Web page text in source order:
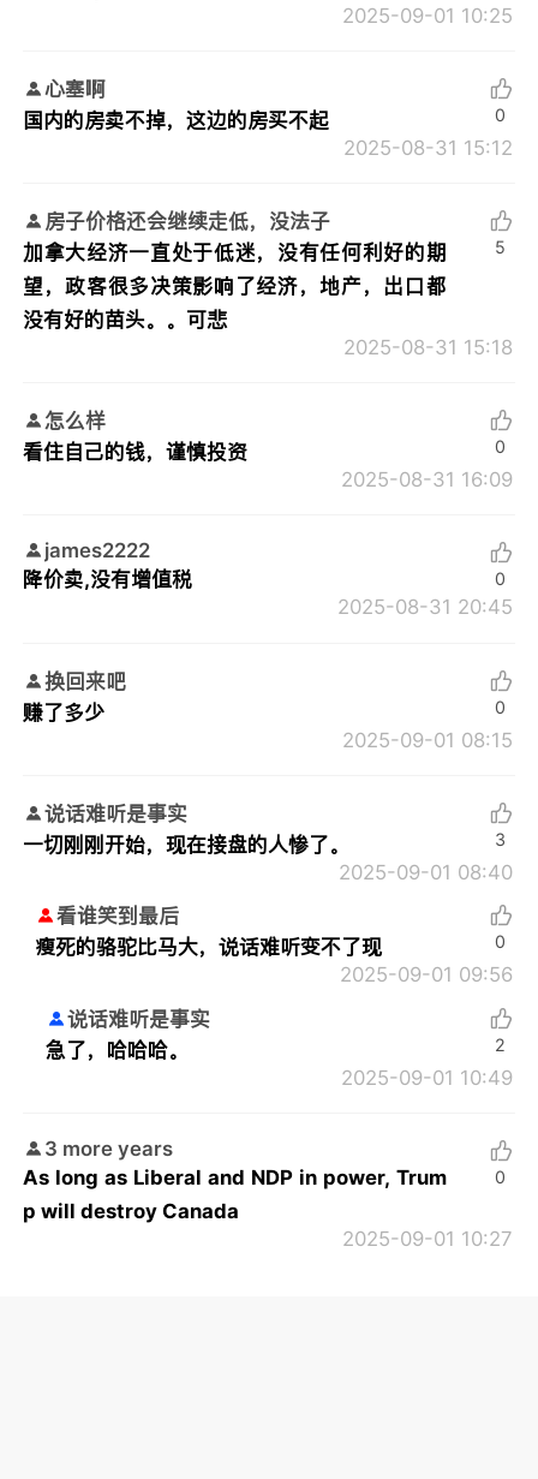
2025-09-01 10:25
心塞啊
国内的房卖不掉，这边的房买不起
2025-08-31 15:12
0
房子价格还会继续走低，没法子
加拿大经济一直处于低迷，没有任何利好的期
望，政客很多决策影响了经济，地产，出口都
没有好的苗头。。可悲
2025-08-31 15:18
5
怎么样
看住自己的钱，谨慎投资
2025-08-31 16:09
0
james2222
降价卖,没有增值税
2025-08-31 20:45
0
换回来吧
赚了多少
2025-09-01 08:15
0
说话难听是事实
一切刚刚开始，现在接盘的人惨了。
2025-09-01 08:40
3
看谁笑到最后
瘦死的骆驼比马大，说话难听变不了现
2025-09-01 09:56
0
说话难听是事实
急了，哈哈哈。
2025-09-01 10:49
2
3 more years
As long as Liberal and NDP in power, Trum
p will destroy Canada
2025-09-01 10:27
0